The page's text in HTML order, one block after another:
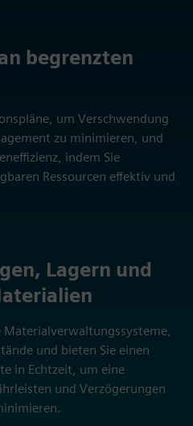
begrenzten
um Verschwendung
zu minimieren, und
indem Sie
Ressourcen effektiv und
Lagern und
und bieten Sie einen
in Echtzeit, um eine
und Verzögerungen